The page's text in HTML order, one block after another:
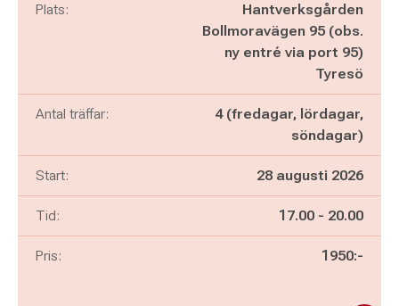
Plats:
Hantverksgården
Bollmoravägen 95 (obs.
ny entré via port 95)
Tyresö
Antal träffar:
4 (fredagar, lördagar,
söndagar)
Start: 28 augusti 2026
Tid: Pågår mellan
17.00 - och
20.00
Pris: 1950:-